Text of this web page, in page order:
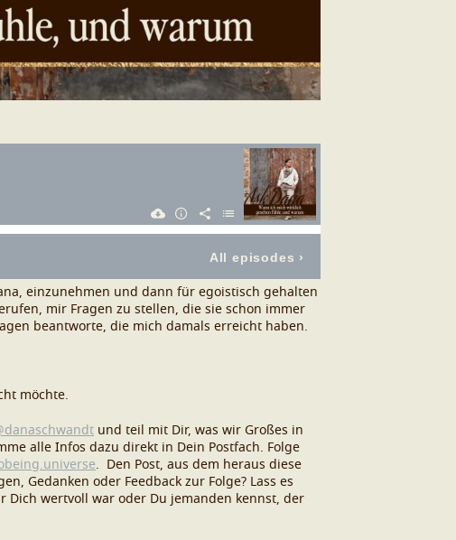
einzunehmen und dann für egoistisch gehalten
mir Fragen zu stellen, die sie schon immer
beantworte, die mich damals erreicht haben.
möchte.
und teil mit Dir, was wir Großes in
alle Infos dazu direkt in Dein Postfach. Folge
.
Den Post, aus dem heraus diese
Gedanken oder Feedback zur Folge? Lass es
Dich wertvoll war oder Du jemanden kennst, der